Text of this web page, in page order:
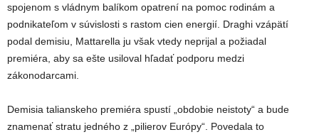
spojenom s vládnym balíkom opatrení na pomoc rodinám a
podnikateľom v súvislosti s rastom cien energií. Draghi vzápätí
podal demisiu, Mattarella ju však vtedy neprijal a požiadal
premiéra, aby sa ešte usiloval hľadať podporu medzi
zákonodarcami.
Demisia talianskeho premiéra spustí „obdobie neistoty“ a bude
znamenať stratu jedného z „pilierov Európy“. Povedala to